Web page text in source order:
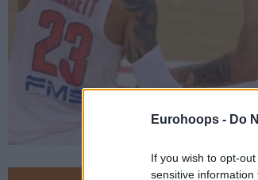
Eurohoops - Do
If you wish to opt-
sensitive